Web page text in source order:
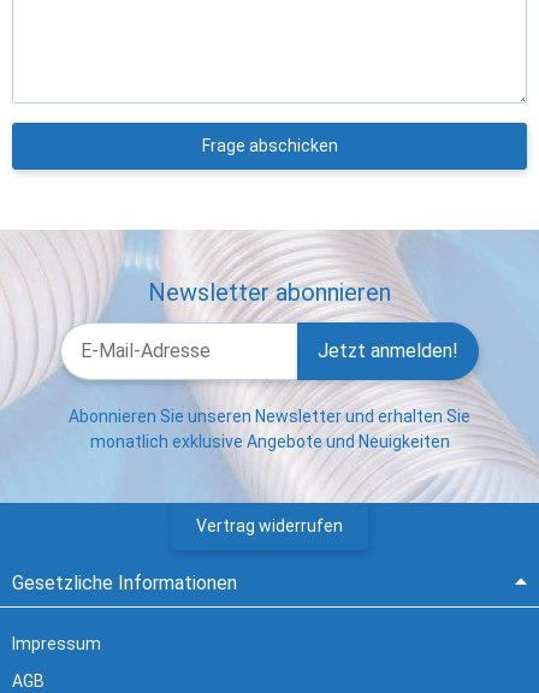
Frage abschicken
Newsletter abonnieren
Jetzt anmelden!
Abonnieren Sie unseren Newsletter und erhalten Sie
monatlich exklusive Angebote und Neuigkeiten
Vertrag widerrufen
Gesetzliche Informationen
Impressum
AGB